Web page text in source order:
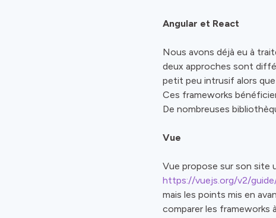
Angular et React
Nous avons déjà eu à
deux approches sont
petit peu intrusif alors
Ces frameworks
De nombreuses
Vue
Vue propose sur son site
https://vuejs.org/v2/
mais les points mis en
comparer les frameworks